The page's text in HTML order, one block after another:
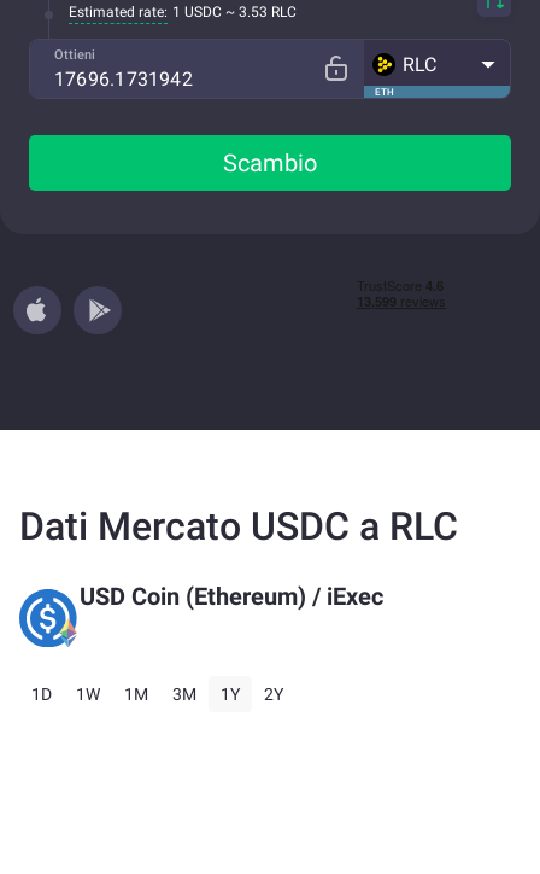
Estimated rate: 1 USDC ~ 3.53 RLC
Ottieni
ETH
RLC
Scambio
Dati Mercato USDC a RLC
USD Coin (Ethereum) / iExec
1D 1W 1M 3M 1Y 2Y